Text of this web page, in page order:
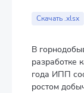
Скачать .xlsx
В
разработке
года ИПП
ростом